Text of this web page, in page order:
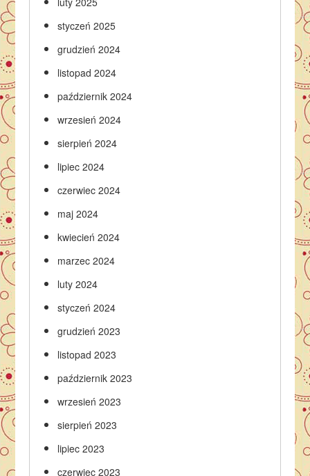
styczeń 2025
grudzień 2024
listopad 2024
październik 2024
wrzesień 2024
sierpień 2024
lipiec 2024
czerwiec 2024
maj 2024
kwiecień 2024
marzec 2024
luty 2024
styczeń 2024
grudzień 2023
listopad 2023
październik 2023
wrzesień 2023
sierpień 2023
lipiec 2023
czerwiec 2023